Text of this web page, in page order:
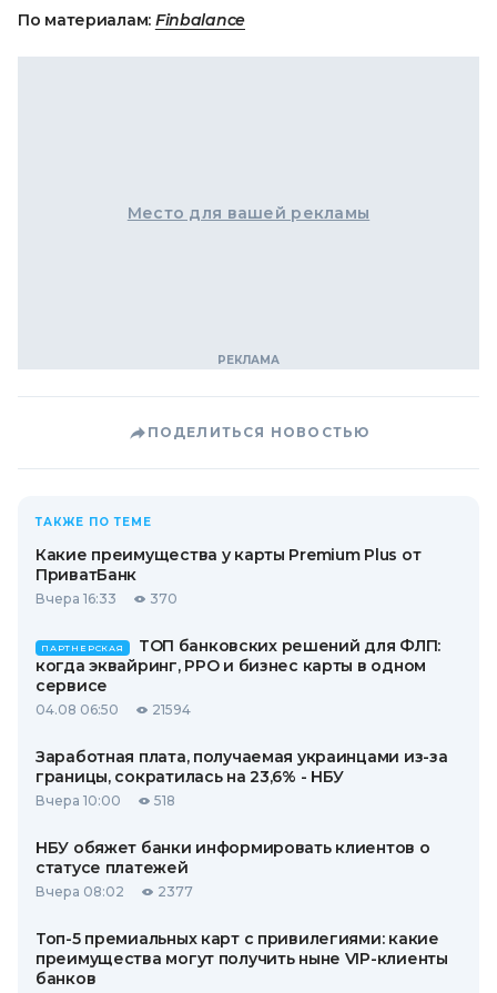
По материалам: Finbalance
Место для вашей рекламы
ПОДЕЛИТЬСЯ НОВОСТЬЮ
ТАКЖЕ ПО ТЕМЕ
Какие преимущества у карты Premium Plus от
ПриватБанк
Вчера 16:33 370
ПАРТНЕРСКАЯ
ТОП банковских решений для ФЛП:
когда эквайринг, РРО и бизнес карты в одном
сервисе
04.08 06:50 21594
Заработная плата, получаемая украинцами из-за
границы, сократилась на 23,6% - НБУ
Вчера 10:00 518
НБУ обяжет банки информировать клиентов о
статусе платежей
Вчера 08:02 2377
Топ-5 премиальных карт с привилегиями: какие
преимущества могут получить ныне VIP-клиенты
банков